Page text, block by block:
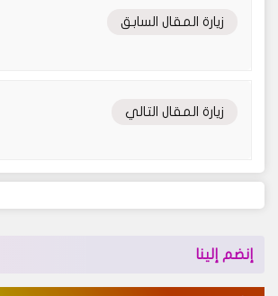
زيارة المقال السابق
زيارة المقال التالي
إنضم إلينا